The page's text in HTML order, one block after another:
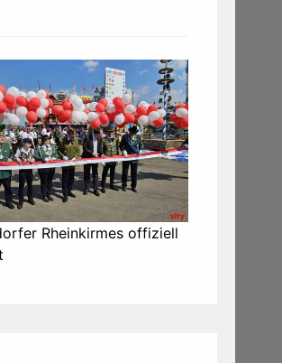
Rheinkirmes offiziell